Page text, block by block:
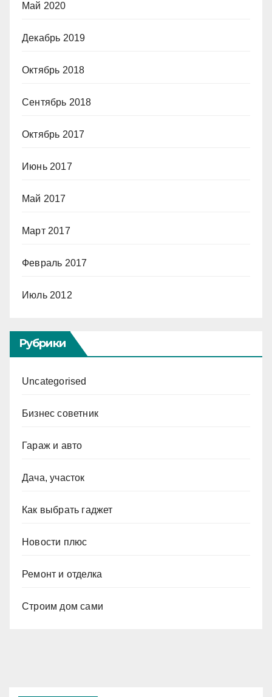
Май 2020
Декабрь 2019
Октябрь 2018
Сентябрь 2018
Октябрь 2017
Июнь 2017
Май 2017
Март 2017
Февраль 2017
Июль 2012
Рубрики
Uncategorised
Бизнес советник
Гараж и авто
Дача, участок
Как выбрать гаджет
Новости плюс
Ремонт и отделка
Строим дом сами